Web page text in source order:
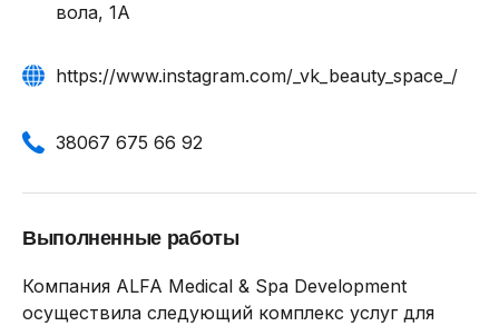
вола, 1А
https://www.instagram.com/_vk_beauty_space_/
38067 675 66 92
Выполненные работы
Компания ALFA Medical & Spa Development
осуществила следующий комплекс услуг для